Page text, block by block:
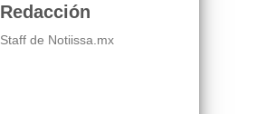
Redacción
Staff de Notiissa.mx